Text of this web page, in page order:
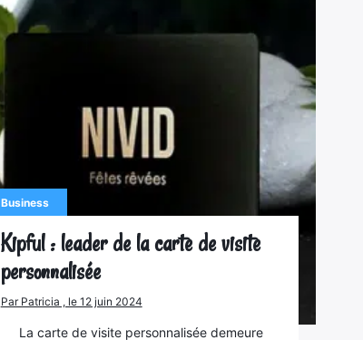
Business
Kipful : leader de la carte de visite
personnalisée
Par Patricia , le 12 juin 2024
La carte de visite personnalisée demeure